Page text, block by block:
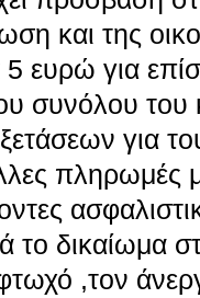
και της
ευρώ για
συνόλου του
για
πληρωμές
το δικαίωμα
,τον